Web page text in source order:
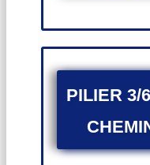
PILIER 3/